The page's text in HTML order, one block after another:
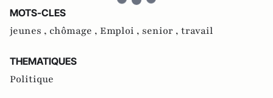
MOTS-CLES
jeunes , chômage , Emploi , senior , travail
THEMATIQUES
Politique